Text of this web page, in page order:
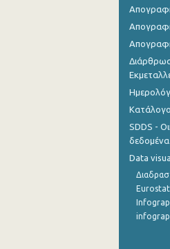
SDDS -
δεδομένα
Data